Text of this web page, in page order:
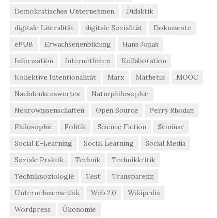
Demokratisches Unternehmen
Didaktik
digitale Literalität
digitale Sozialität
Dokumente
ePUB
Erwachsenenbildung
Hans Jonas
Information
Internetforen
Kollaboration
Kollektive Intentionalität
Marx Mathetik
MOOC
Nachdenkenswertes
Naturphilosophie
Neurowissenschaften
Open Source
Perry Rhodan
Philosophie
Politik Science Fiction
Seminar
Social E-Learning
Social Learning
Social Media
Soziale Praktik
Technik
Technikkritik
Techniksoziologie
Test
Transparenz
Unternehmensethik
Web 2.0
Wikipedia
Wordpress
Ökonomie